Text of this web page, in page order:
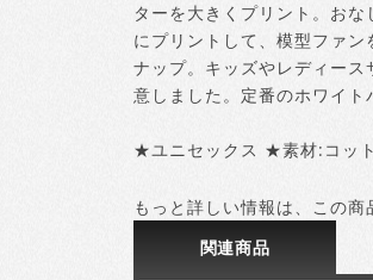
ターを大きくプリント。お
にプリントして、模型ファ
ナップ。キッズやレディー
意しました。定番のホワイト
★ユニセックス ★素材:コッ
もっと詳しい情報は、この商
関連商品